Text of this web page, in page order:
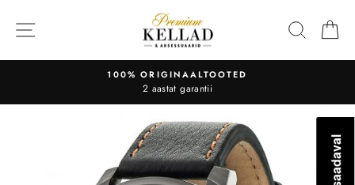
sisu
OTSI
100% ORIGINAALTOOTED
2 aastat garantii